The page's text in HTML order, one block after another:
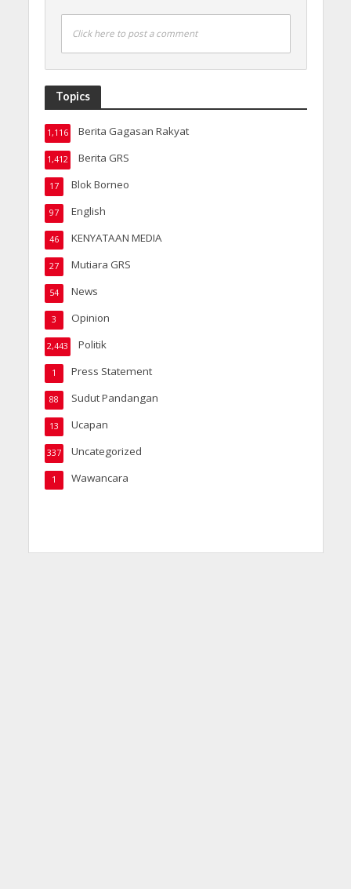
Click here to post a comment
Topics
Berita Gagasan Rakyat
1,116
Berita GRS
1,412
Blok Borneo
17
English
97
KENYATAAN MEDIA
46
Mutiara GRS
27
News
54
Opinion
3
Politik
2,443
Press Statement
1
Sudut Pandangan
88
Ucapan
13
Uncategorized
337
Wawancara
1